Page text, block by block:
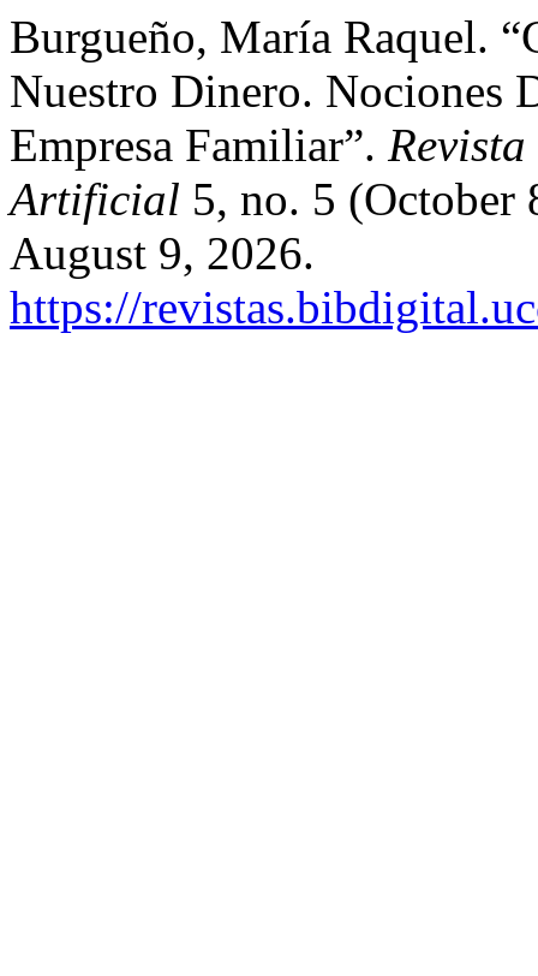
Burgueño, María Raquel.
Nuestro Dinero. Nociones
Empresa Familiar”.
Artificial 5, no. 5 (October
August 9, 2026.
https://